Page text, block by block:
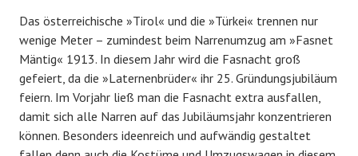
Das österreichische »Tirol« und die »Türkei« trennen nur
wenige Meter – zumindest beim Narrenumzug am »Fasnet
Mäntig« 1913. In diesem Jahr wird die Fasnacht groß
gefeiert, da die »Laternenbrüder« ihr 25. Gründungsjubiläum
feiern. Im Vorjahr ließ man die Fasnacht extra ausfallen,
damit sich alle Narren auf das Jubiläumsjahr konzentrieren
können. Besonders ideenreich und aufwändig gestaltet